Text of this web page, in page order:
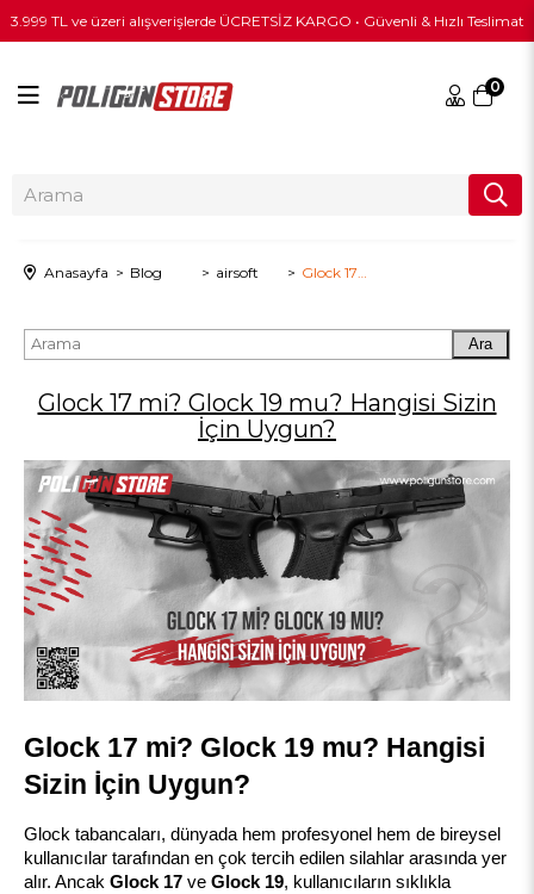
3.999 TL ve üzeri alışverişlerde ÜCRETSİZ KARGO • Güvenli & Hızlı Teslimat
0
Anasayfa Blog airsoft
Ara
Glock 17 mi? Glock 19 mu? Hangisi Sizin
İçin Uygun?
Glock 17 mi? Glock 19 mu? Hangisi
Sizin İçin Uygun?
Glock tabancaları, dünyada hem profesyonel hem de bireysel
kullanıcılar tarafından en çok tercih edilen silahlar arasında yer
alır. Ancak Glock 17 ve Glock 19, kullanıcıların sıklıkla